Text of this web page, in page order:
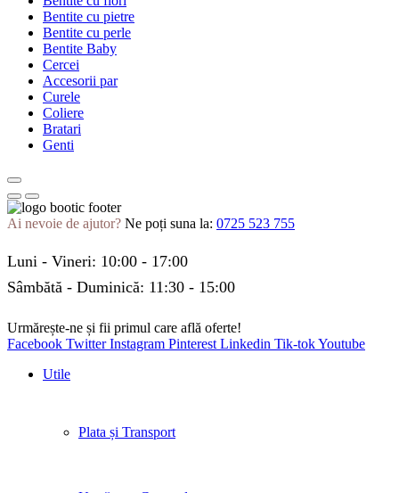
Bentite cu pietre
Bentite cu perle
Bentite Baby
Cercei
Accesorii par
Curele
Coliere
Bratari
Genti
Ai nevoie de ajutor? Ne poți suna la: 0725 523 755
Luni - Vineri: 10:00 - 17:00
Sâmbătă - Duminică: 11:30 - 15:00
Urmărește-ne și fii primul care află oferte!
Facebook Twitter Instagram Pinterest Linkedin Tik-tokYoutube
Utile
Plata și Transport